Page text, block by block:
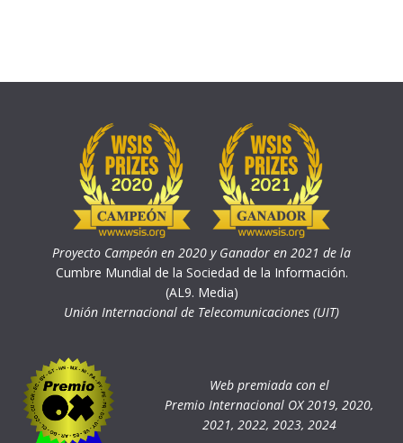
Proyecto Campeón en 2020 y Ganador en 2021 de la
Cumbre Mundial de la Sociedad de la Información.
(AL9. Media)
Unión Internacional de Telecomunicaciones (UIT)
Web premiada con el
Premio Internacional OX 2019, 2020,
2021, 2022, 2023, 2024